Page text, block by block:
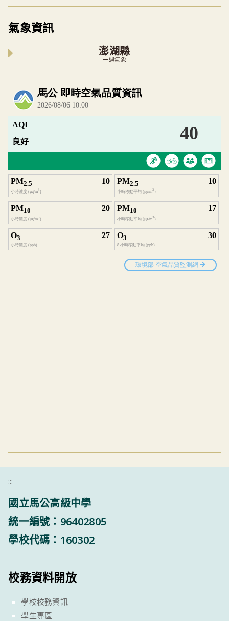
氣象資訊
澎湖縣
一週氣象
內嵌空氣品質小工具為視覺預覽，完整即時空
:::
國立馬公高級中學
統一編號：96402805
學校代碼：160302
校務資料開放
學校校務資訊
學生專區